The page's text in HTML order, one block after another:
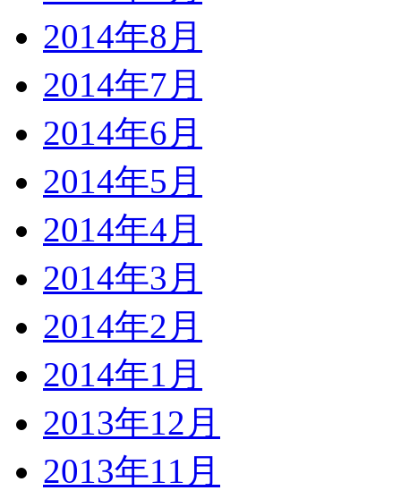
2014年8月
2014年7月
2014年6月
2014年5月
2014年4月
2014年3月
2014年2月
2014年1月
2013年12月
2013年11月